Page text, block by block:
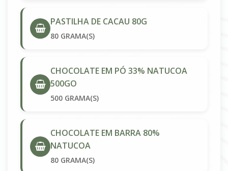
PASTILHA DE CACAU 80G
80 GRAMA(S)
CHOCOLATE EM PÓ 33% NATUCOA
500GO
500 GRAMA(S)
CHOCOLATE EM BARRA 80%
NATUCOA
80 GRAMA(S)